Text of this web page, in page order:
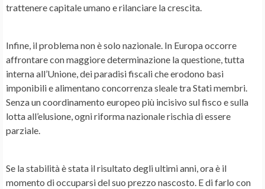
trattenere capitale umano e rilanciare la crescita.
Infine, il problema non è solo nazionale. In Europa occorre
affrontare con maggiore determinazione la questione, tutta
interna all’Unione, dei paradisi fiscali che erodono basi
imponibili e alimentano concorrenza sleale tra Stati membri.
Senza un coordinamento europeo più incisivo sul fisco e sulla
lotta all’elusione, ogni riforma nazionale rischia di essere
parziale.
Se la stabilità è stata il risultato degli ultimi anni, ora è il
momento di occuparsi del suo prezzo nascosto. E di farlo con